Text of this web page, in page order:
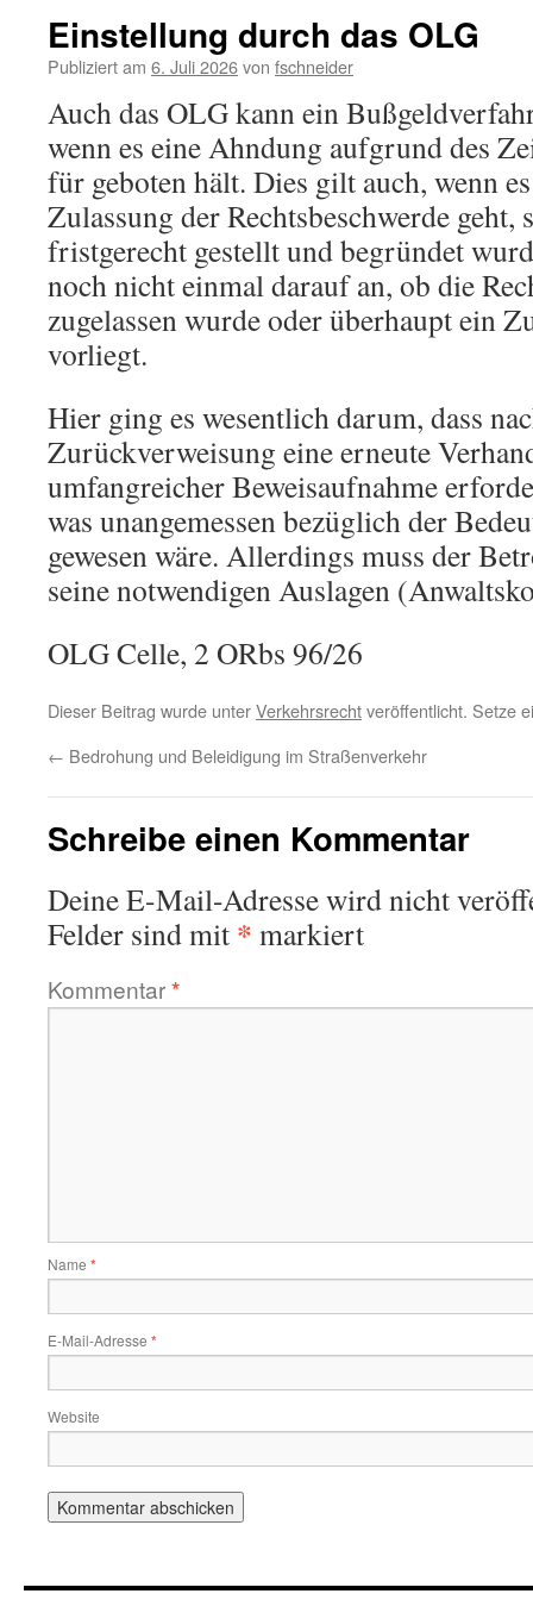
Einstellung durch das OLG
Publiziert am 6. Juli 2026von fschneider
Auch das OLG kann ein
wenn es eine Ahndung aufgrund des
für geboten hält. Dies gilt auch, wenn
Zulassung der Rechtsbeschwerde geht,
fristgerecht gestellt und begründet
noch nicht einmal darauf an, ob die
zugelassen wurde oder überhaupt ein
vorliegt.
Hier ging es wesentlich darum, dass
Zurückverweisung eine erneute
umfangreicher Beweisaufnahme
was unangemessen bezüglich der
gewesen wäre. Allerdings muss der
seine notwendigen Auslagen
OLG Celle, 2 ORbs 96/26
Dieser Beitrag wurde unterVerkehrsrechtveröffentlicht. Setze
← Bedrohung und Beleidigung im Straßenverkehr
Schreibe einen Kommentar
Deine E-Mail-Adresse wird nicht
Felder sind mit * markiert
Kommentar*
Name *
E-Mail-Adresse *
Website